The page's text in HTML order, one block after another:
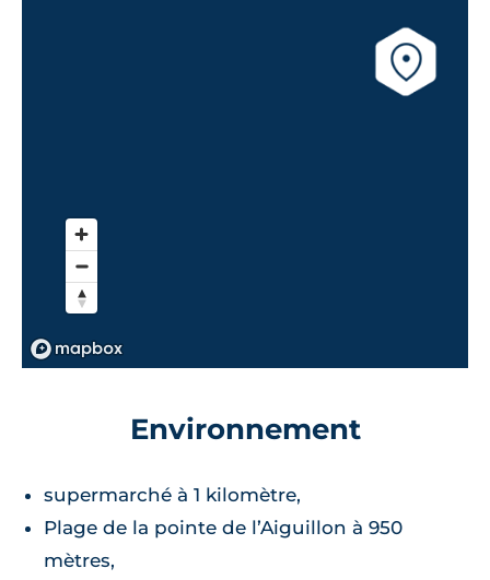
Environnement
supermarché à 1 kilomètre,
Plage de la pointe de l’Aiguillon à 950
mètres,